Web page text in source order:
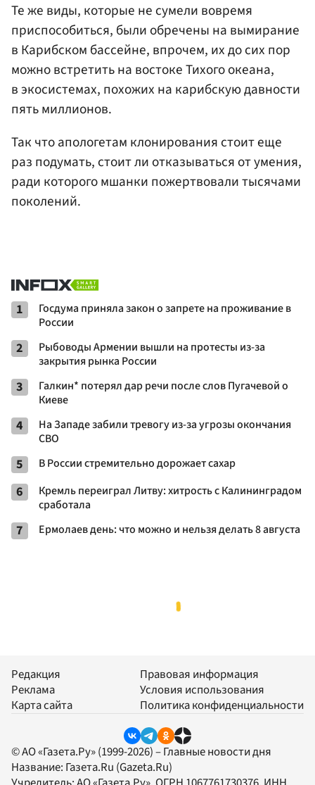
Те же виды, которые не сумели вовремя
приспособиться, были обречены на вымирание
в Карибском бассейне, впрочем, их до сих пор
можно встретить на востоке Тихого океана,
в экосистемах, похожих на карибскую давности
пять миллионов.
Так что апологетам клонирования стоит еще
раз подумать, стоит ли отказываться от умения,
ради которого мшанки пожертвовали тысячами
поколений.
1
Госдума приняла закон о запрете на проживание в
России
2
Рыбоводы Армении вышли на протесты из-за
закрытия рынка России
3
Галкин* потерял дар речи после слов Пугачевой о
Киеве
4
На Западе забили тревогу из-за угрозы окончания
СВО
5 В России стремительно дорожает сахар
6
Кремль переиграл Литву: хитрость с Калининградом
сработала
7 Ермолаев день: что можно и нельзя делать 8 августа
Редакция
Реклама
Карта сайта
Правовая информация
Условия использования
Политика конфиденциальности
© АО «Газета.Ру» (1999-2026) – Главные новости дня
Название: Газета.Ru (Gazeta.Ru)